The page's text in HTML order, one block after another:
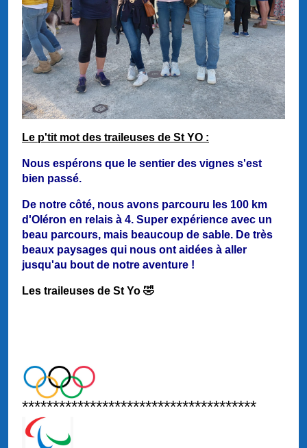
Le p'tit mot des traileuses de St YO :
Nous espérons que le sentier des vignes s'est
bien passé.
De notre côté, nous avons parcouru les 100 km
d'Oléron en relais à 4. Super expérience avec un
beau parcours, mais beaucoup de sable. De très
beaux paysages qui nous ont aidées à aller
jusqu'au bout de notre aventure !
Les traileuses de St Yo 🤣
**************************************